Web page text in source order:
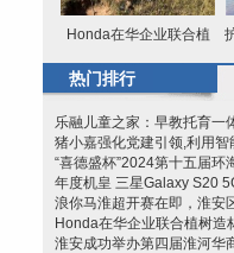
Honda在华企业联合植
热门排行
乐融儿童之家：早教托育一
猪小嘉强化党建引领,利用
“喜德盛杯”2024第十五届环
年度机皇 三星Galaxy S20
浪你马淮超开赛在即，淮安
Honda在华企业联合植树造
淮安成功举办第四届淮河华